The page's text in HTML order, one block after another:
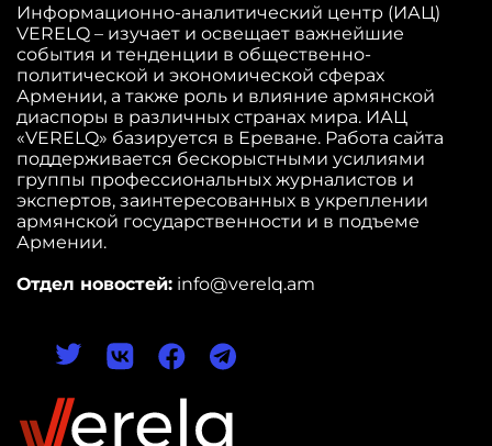
Информационно-аналитический центр (ИАЦ)
VERELQ – изучает и освещает важнейшие
события и тенденции в общественно-
политической и экономической сферах
Армении, а также роль и влияние армянской
диаспоры в различных странах мира. ИАЦ
«VERELQ» базируется в Ереване. Работа сайта
поддерживается бескорыстными усилиями
группы профессиональных журналистов и
экспертов, заинтересованных в укреплении
армянской государственности и в подъеме
Армении.
Отдел новостей: info@verelq.am